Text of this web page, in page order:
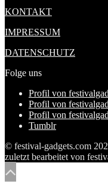
KONTAKT
IMPRESSUM
DATENSCHUTZ
Folge uns
Profil von
Profil von
Profil von
Tumblr
© festival-gadgets.com
zuletzt bearbeitet von